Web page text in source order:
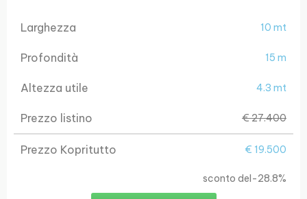
Larghezza 10 mt
Profondità 15 m
Altezza utile 4.3 mt
Prezzo listino € 27.400
Prezzo Kopritutto € 19.500
sconto del -28.8%